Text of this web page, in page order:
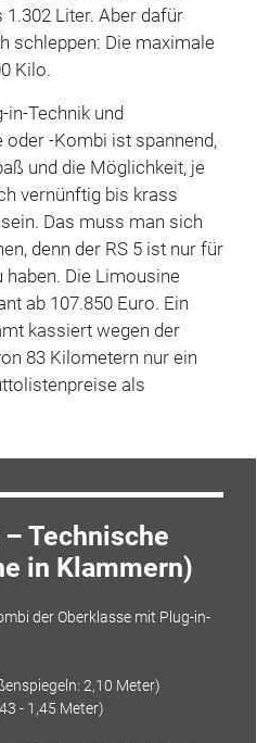
1.302 Liter. Aber dafür
schleppen: Die maximale
Kilo.
in-Technik und
-Kombi ist spannend,
und die Möglichkeit, je
vernünftig bis krass
Das muss man sich
denn der RS 5 ist nur für
Die Limousine
ab 107.850 Euro. Ein
kassiert wegen der
83 Kilometern nur ein
als
Technische
in Klammern)
der Oberklassemit Plug-in-
2,10 Meter)
- 1,45 Meter)